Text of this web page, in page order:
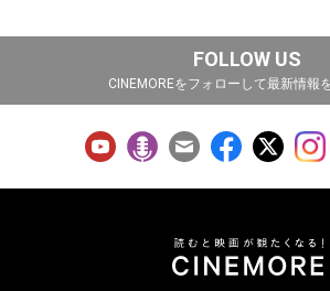
FOLLOW US
CINEMOREをフォローして最新情報